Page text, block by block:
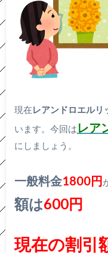
現在レアンドロエルリ
います。今回は レア
にしましょう。
一般料金1800円
額は600円
現在の割